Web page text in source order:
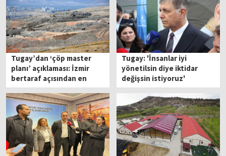
Tugay’dan ‘çöp master
planı’ açıklaması: İzmir
bertaraf açısından en
modern şehir olacak!
Tugay: 'İnsanlar iyi
yönetilsin diye iktidar
değişsin istiyoruz'